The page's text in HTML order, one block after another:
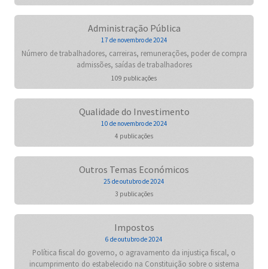
Administração Pública
17 de novembro de 2024
Número de trabalhadores, carreiras, remunerações, poder de compra
admissões, saídas de trabalhadores
109 publicações
Qualidade do Investimento
10 de novembro de 2024
4 publicações
Outros Temas Económicos
25 de outubro de 2024
3 publicações
Impostos
6 de outubro de 2024
Política fiscal do governo, o agravamento da injustiça fiscal, o
incumprimento do estabelecido na Constituição sobre o sistema